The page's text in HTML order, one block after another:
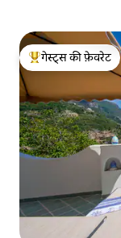
गेस्ट्स का टॉप फ़ेवरेट
गेस्ट्स की फ़ेवरेट